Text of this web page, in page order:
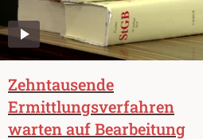
Zehntausende
Ermittlungsverfahren
warten auf Bearbeitung